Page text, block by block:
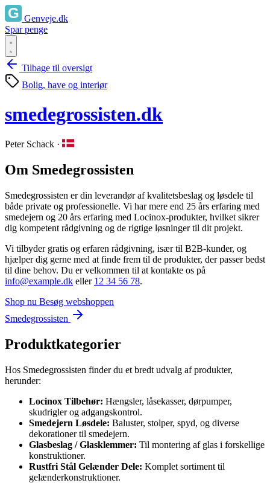
Genveje.dk
Spar penge
Tilbage til oversigt
Bolig, have og interiør
smedegrossisten.dk
Peter Schack ·
Om Smedegrossisten
Smedegrossisten er din leverandør af kvalitetsbeslag og løsdele til
både private og professionelle. Vi har mere end 25 års erfaring med
smedejern og 20 års erfaring med Locinox-produkter, hvilket sikrer
dig kompetent rådgivning og de rigtige løsninger til dit projekt.
Vi tilbyder gratis og erfaren rådgivning, især til B2B-kunder, og
hjælper dig gerne med at finde frem til de produkter, der passer bedst
til dine behov. Du er velkommen til at kontakte os på
info@example.dk eller 12 34 56 78.
Shop nu Besøg webshoppen
Smedegrossisten
Produktkategorier
Hos Smedegrossisten finder du et bredt udvalg af produkter,
herunder:
Locinox Tilbehør: Hængsler, låsekasser, dørpumper,
skudrigler og adgangskontrol.
Smedejern Løsdele: Baluster, stolper, spyd, og diverse
dekorationer til smedejern.
Glasbeslag / Glasklemmer: Til montering af glas i forskellige
konstruktioner.
Rustfri Stål Gelænder Dele: Komplet sortiment til
gelænderkonstruktioner.